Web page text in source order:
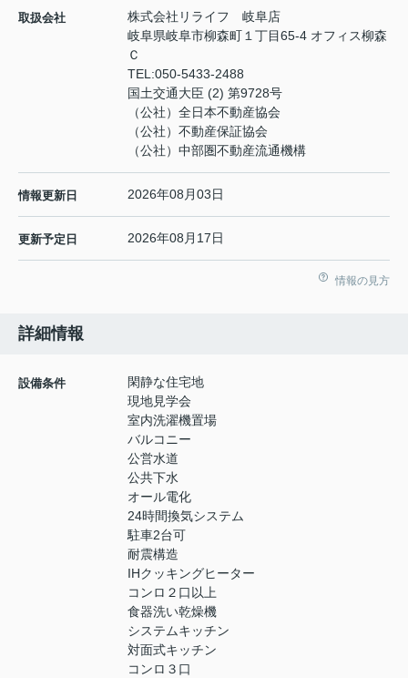
取扱会社
株式会社リライフ 岐阜店
岐阜県岐阜市柳森町１丁目65-4 オフィス柳森
Ｃ
TEL:050-5433-2488
国土交通大臣 (2) 第9728号
（公社）全日本不動産協会
（公社）不動産保証協会
（公社）中部圏不動産流通機構
情報更新日 2026年08月03日
更新予定日 2026年08月17日
情報の見方
詳細情報
設備条件
閑静な住宅地
現地見学会
室内洗濯機置場
バルコニー
公営水道
公共下水
オール電化
24時間換気システム
駐車2台可
耐震構造
IHクッキングヒーター
コンロ２口以上
食器洗い乾燥機
システムキッチン
対面式キッチン
コンロ３口